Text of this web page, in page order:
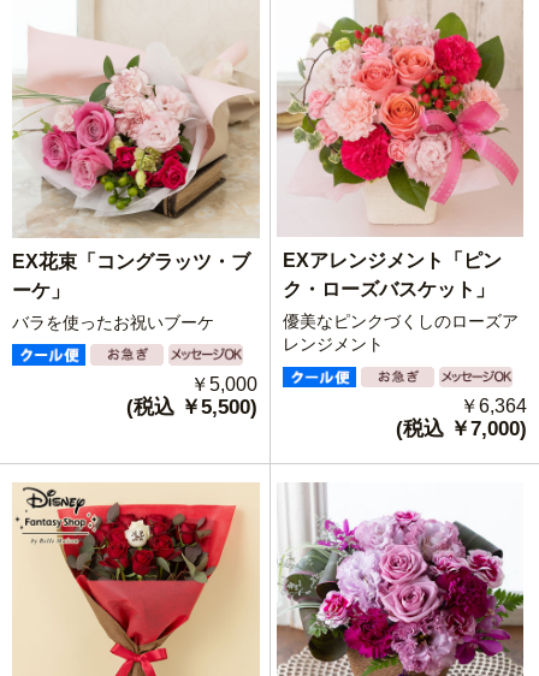
EX花束「コングラッツ・ブ
ーケ」
バラを使ったお祝いブーケ
￥5,000
(税込 ￥5,500)
EXアレンジメント「ピン
ク・ローズバスケット」
優美なピンクづくしのローズア
レンジメント
￥6,364
(税込 ￥7,000)